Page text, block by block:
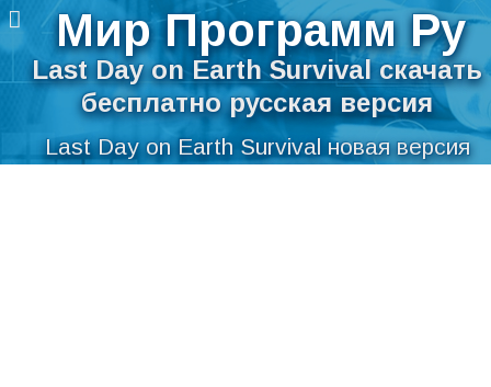
Мир Программ Ру
Last Day on Earth Survival скачать
бесплатно русская версия
Last Day on Earth Survival новая версия
для компьютера